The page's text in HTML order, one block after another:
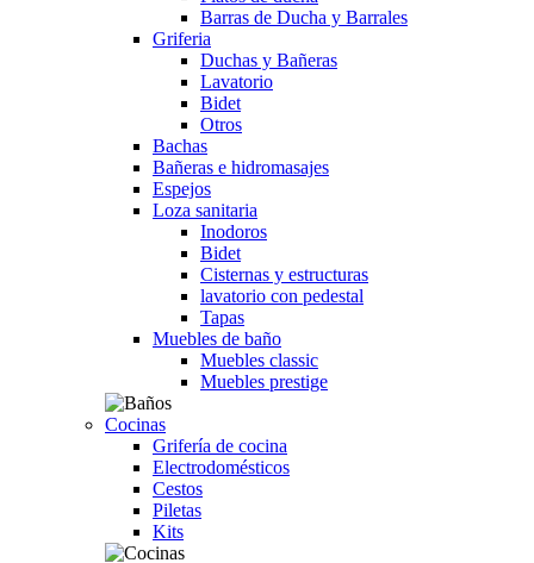
Barras de Ducha y Barrales
Griferia
Duchas y Bañeras
Lavatorio
Bidet
Otros
Bachas
Bañeras e hidromasajes
Espejos
Loza sanitaria
Inodoros
Bidet
Cisternas y estructuras
lavatorio con pedestal
Tapas
Muebles de baño
Muebles classic
Muebles prestige
Cocinas
Grifería de cocina
Electrodomésticos
Cestos
Piletas
Kits